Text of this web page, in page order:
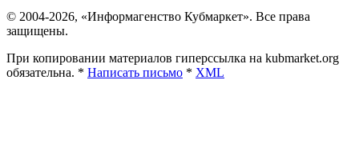
© 2004-2026, «Информагенство Кубмаркет». Все права
защищены.
При копировании материалов гиперссылка на kubmarket.org
обязательна. * Написать письмо * XML